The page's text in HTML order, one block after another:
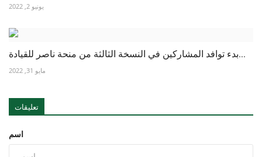
يونيو 2, 2022
بدء توافد المشاركين في النسخة الثالثة من منحة ناصر للقيادة...
مايو 31, 2022
تعليقات
اسم